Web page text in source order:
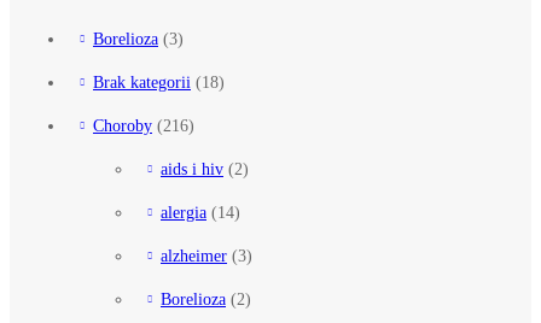
Borelioza (3)
Brak kategorii (18)
Choroby (216)
aids i hiv (2)
alergia (14)
alzheimer (3)
Borelioza (2)